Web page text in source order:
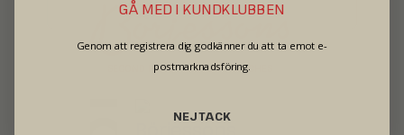
SECOND HAND - JEWELRY - WATCHES
GÅ MED I KUNDKLUBBEN
Genom att registrera dig godkänner du att ta emot e-
postmarknadsföring.
NEJ TACK